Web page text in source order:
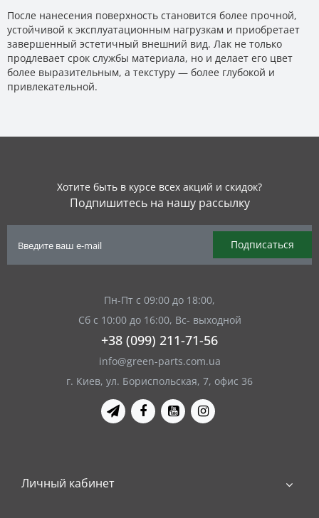
После нанесения поверхность становится более прочной,
устойчивой к эксплуатационным нагрузкам и приобретает
завершенный эстетичный внешний вид. Лак не только
продлевает срок службы материала, но и делает его цвет
более выразительным, а текстуру — более глубокой и
привлекательной.
Хотите быть в курсе всех акций и скидок?
Подпишитесь на нашу рассылку
Подписаться
Пн-Пт с 09:00 до 18:00,
Сб с 10:00 до 16:00, Вс- выходной
+38 (099) 211-71-56
info@green-parts.com.ua
г. Киев, ул. Бориспольская, 7, офис 36
Личный кабинет